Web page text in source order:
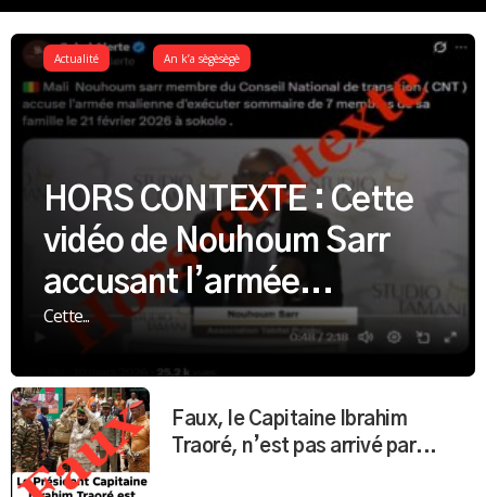
ne date pas de février 2026
Actualité An k’a sègèsègè
HORS CONTEXTE : Cette
vidéo de Nouhoum Sarr
accusant l’armée...
Cette...
Faux, le Capitaine Ibrahim